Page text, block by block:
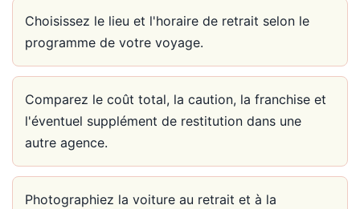
Choisissez le lieu et l'horaire de retrait selon le
programme de votre voyage.
Comparez le coût total, la caution, la franchise et
l'éventuel supplément de restitution dans une
autre agence.
Photographiez la voiture au retrait et à la